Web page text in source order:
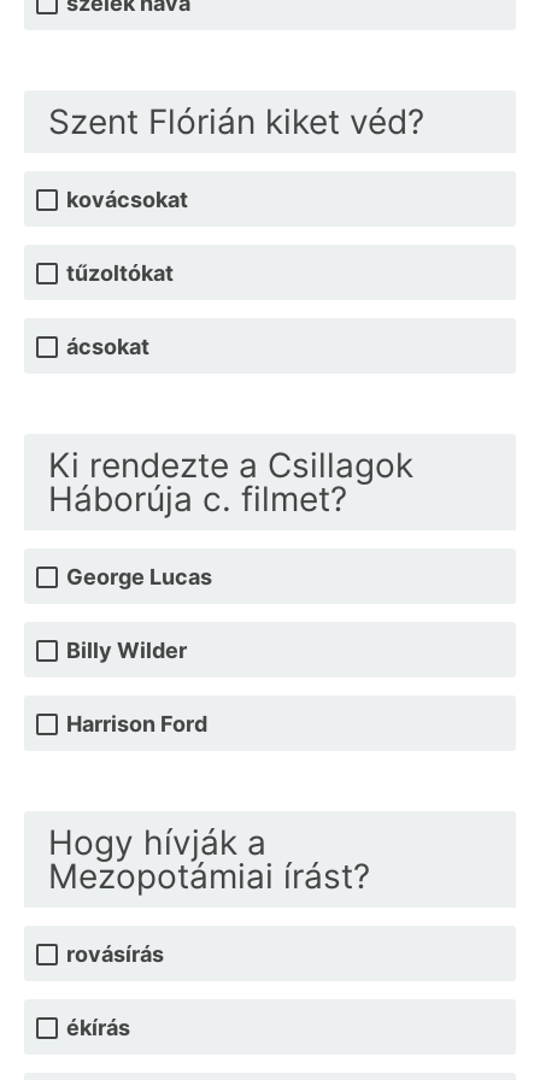
Szent Flórián kiket véd?
kovácsokat
tűzoltókat
ácsokat
Ki rendezte a Csillagok
Háborúja c. filmet?
George Lucas
Billy Wilder
Harrison Ford
Hogy hívják a
Mezopotámiai írást?
rovásírás
ékírás